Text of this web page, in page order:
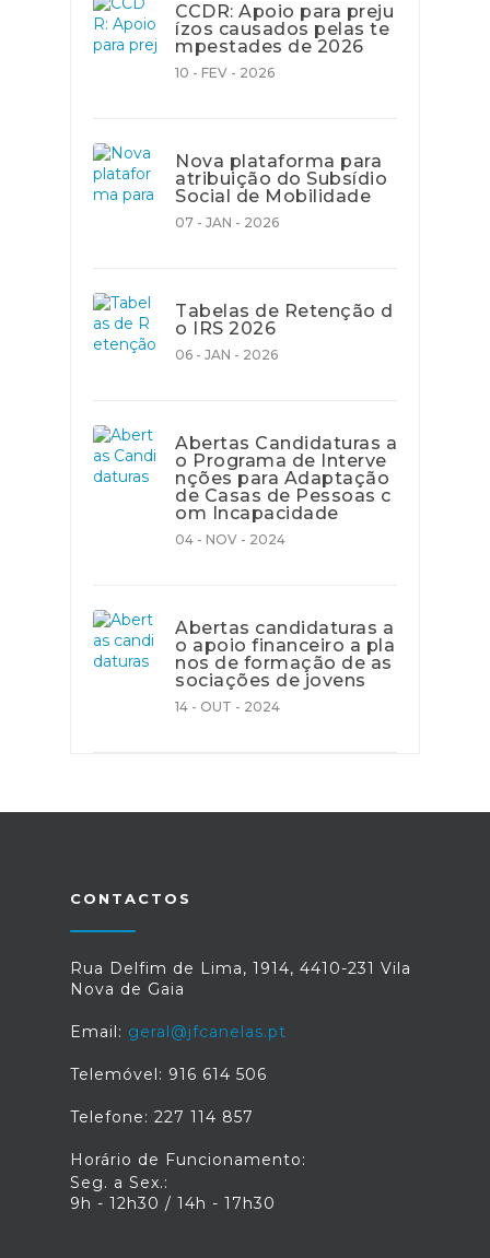
CCDR: Apoio para preju
ízos causados pelas te
mpestades de 2026
10 - FEV - 2026
Nova plataforma para
atribuição do Subsídio
Social de Mobilidade
07 - JAN - 2026
Tabelas de Retenção d
o IRS 2026
06 - JAN - 2026
Abertas Candidaturas a
o Programa de Interve
nções para Adaptação
de Casas de Pessoas c
om Incapacidade
04 - NOV - 2024
Abertas candidaturas a
o apoio financeiro a pla
nos de formação de as
sociações de jovens
14 - OUT - 2024
CONTACTOS
Rua Delfim de Lima, 1914, 4410-231 Vila
Nova de Gaia
Email: geral@jfcanelas.pt
Telemóvel: 916 614 506
Telefone: 227 114 857
Horário de Funcionamento:
Seg. a Sex.:
9h - 12h30 / 14h - 17h30